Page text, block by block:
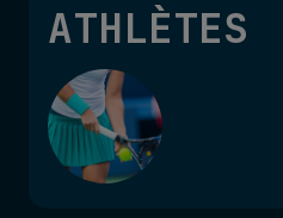
ATHLÈTES